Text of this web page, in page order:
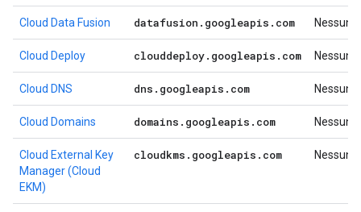
Cloud Data Fusion datafusion . googleapis . com Nessuno
Cloud Deploy clouddeploy. googleapis . com Nessuno
Cloud DNS dns . googleapis . com Nessuno
Cloud Domains domains . googleapis . com Nessuno
Cloud External Key
Manager (Cloud
EKM)
cloudkms . googleapis . com Nessuno